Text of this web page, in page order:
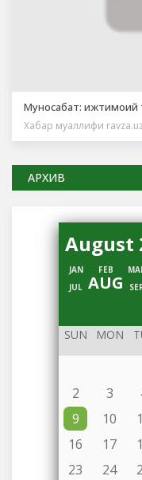
Муносабат: ижтимоий
Хабар муаллифи
АРХИВ
August
JAN FEB
JUL AUG
SUN MON
2
3
9
10
16
17
23
24